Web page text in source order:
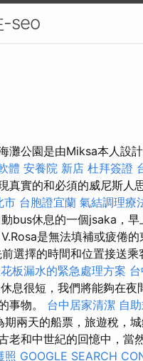
-seo
灘公園是由Miksa本人設
體 安養院 新店 杜拜簽證
真實的和必須的威尼斯人
市 台胞證宜蘭 氣結調理療
bus休息的一個jsaka，
是無法填補或疲倦
選擇的時間和位置接送乘
板漏水的緊急處理方案
休息很短，我們將能夠在夜
事物。 台中居家清潔 自
期兩天的船票，旅遊稅，
和中世紀的回憶中，當
照 GOOGLE SEARCH